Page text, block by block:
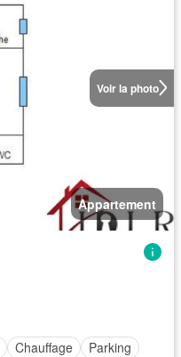
Voir la photo
Appartement
Chauffage Parking